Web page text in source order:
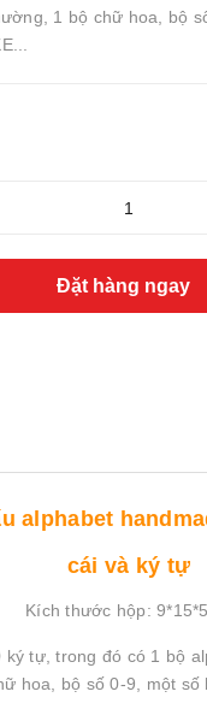
1 bộ chữ hoa, bộ
Đặt hàng ngay
alphabet
cái và ký tự
Kích thước hộp:
ký tự, trong đó có 1 bộ
hoa, bộ số 0-9, một số